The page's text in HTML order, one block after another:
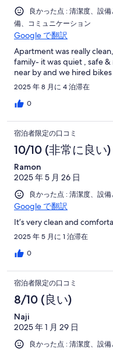
良かった点 : 清潔度、設
備、コミュニケーション
Google で翻訳
Apartment was really
family- it was quiet , safe
near by and we hired
2025 年 8 月に 4 泊滞在
0
宿泊者限定の口コミ
10/10 (非常に良い)
Ramon
2025 年 5 月 26 日
良かった点 : 清潔度、設
Google で翻訳
It’s very clean and
2025 年 5 月に 1 泊滞在
0
宿泊者限定の口コミ
8/10 (良い)
Naji
2025 年 1 月 29 日
良かった点 : 清潔度、設